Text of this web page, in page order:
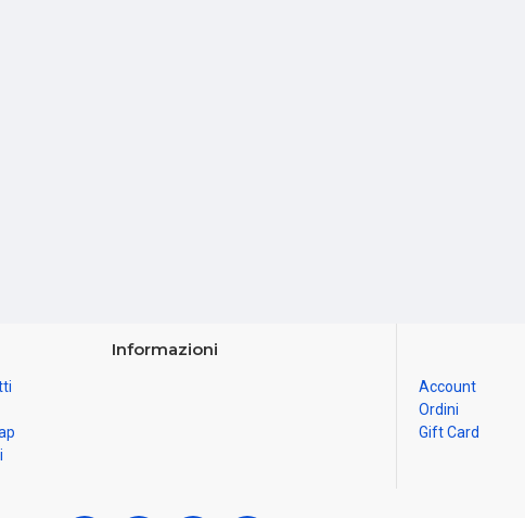
Informazioni
Account
Ordini
Gift Card